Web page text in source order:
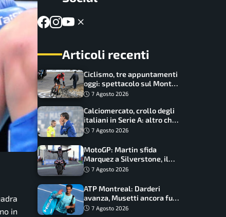
in
Articoli recenti
Ciclismo, tre appuntamenti
oggi: spettacolo sul Mont
Ventoux, orari e come
7 Agosto 2026
Calciomercato, crollo degli
italiani in Serie A: altro che
svolta dopo il Mondiale
7 Agosto 2026
MotoGP: Martin sfida
Marquez a Silverstone, il
programma e gli orari
7 Agosto 2026
ATP Montreal: Darderi
avanza, Musetti ancora fuori
con Jodar
7 Agosto 2026